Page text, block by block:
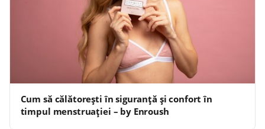
Cum să călătorești în siguranță și confort în
timpul menstruației – by Enroush